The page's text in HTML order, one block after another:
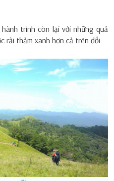
trình còn lại với những quả
rải thảm xanh hơn cả trên đồi.